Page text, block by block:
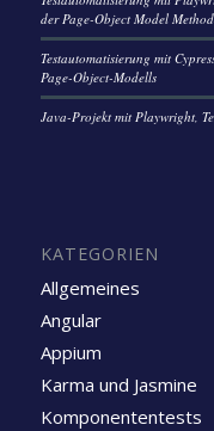
der Page-Object Model
Testautomatisierung mit
Page-Object-Modells
Java-Projekt mit Playwright,
KATEGORIEN
Allgemeines
Angular
Appium
Karma und Jasmine
Komponententests